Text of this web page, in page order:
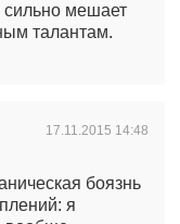
сильно мешает
талантам.
17.11.2015 14:48
боязнь
я